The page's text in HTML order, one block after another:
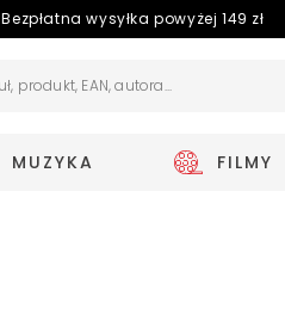
Bezpłatna wysyłka powyżej 149 zł
MUZYKA FILMY